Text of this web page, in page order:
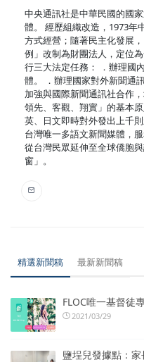
中央通訊社是中華民國的國
體。 經歷組織改造，1973年
方式經營；隨著民主化發展
例」改制為財團法人，定位
行三大法定任務： ．辦理國
體。 ．辦理國家對外新聞通
加強與國際新聞通訊社合作
領先、客觀、翔實」的基本
英、日文即時對外發出上千
台灣唯一多語文新聞媒體，
從台灣民眾延伸至全球僑胞
窗」。
精選新聞稿 最新新聞稿
FLOC唯一基督徒
2021/03/29
鹽埕兒發據點：